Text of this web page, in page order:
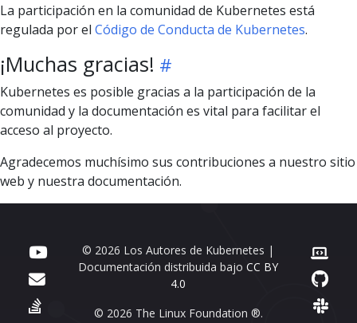
La participación en la comunidad de Kubernetes está
regulada por el Código de Conducta de Kubernetes.
¡Muchas gracias!
Kubernetes es posible gracias a la participación de la
comunidad y la documentación es vital para facilitar el
acceso al proyecto.
Agradecemos muchísimo sus contribuciones a nuestro sitio
web y nuestra documentación.
© 2026 Los Autores de Kubernetes |
Documentación distribuida bajoCC BY
4.0
© 2026 The Linux Foundation ®.